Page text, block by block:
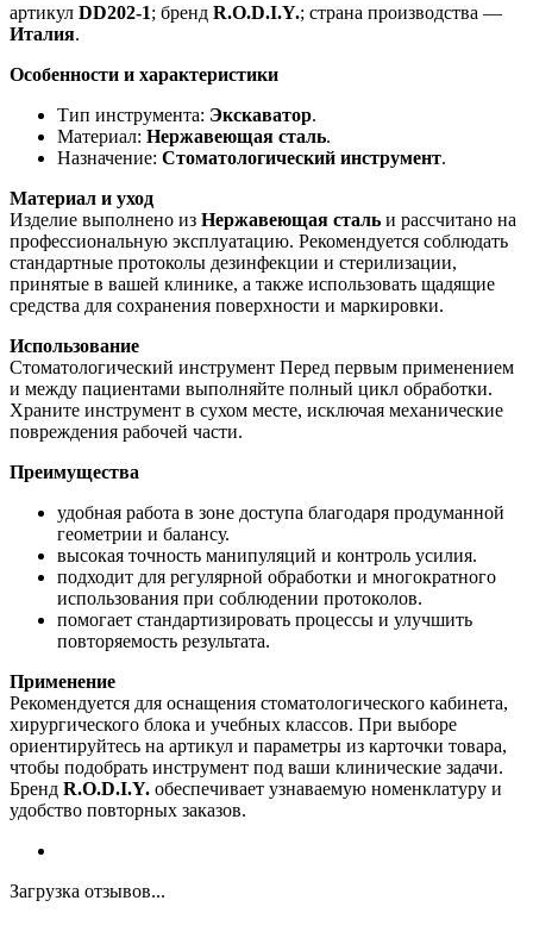
артикул DD202-1; бренд R.O.D.I.Y.; страна производства —
Италия.
Особенности и характеристики
Тип инструмента: Экскаватор.
Материал: Нержавеющая сталь.
Назначение: Стоматологический инструмент.
Материал и уход
Изделие выполнено из Нержавеющая сталь и рассчитано на
профессиональную эксплуатацию. Рекомендуется соблюдать
стандартные протоколы дезинфекции и стерилизации,
принятые в вашей клинике, а также использовать щадящие
средства для сохранения поверхности и маркировки.
Использование
Стоматологический инструмент Перед первым применением
и между пациентами выполняйте полный цикл обработки.
Храните инструмент в сухом месте, исключая механические
повреждения рабочей части.
Преимущества
удобная работа в зоне доступа благодаря продуманной
геометрии и балансу.
высокая точность манипуляций и контроль усилия.
подходит для регулярной обработки и многократного
использования при соблюдении протоколов.
помогает стандартизировать процессы и улучшить
повторяемость результата.
Применение
Рекомендуется для оснащения стоматологического кабинета,
хирургического блока и учебных классов. При выборе
ориентируйтесь на артикул и параметры из карточки товара,
чтобы подобрать инструмент под ваши клинические задачи.
Бренд R.O.D.I.Y. обеспечивает узнаваемую номенклатуру и
удобство повторных заказов.
Загрузка отзывов...